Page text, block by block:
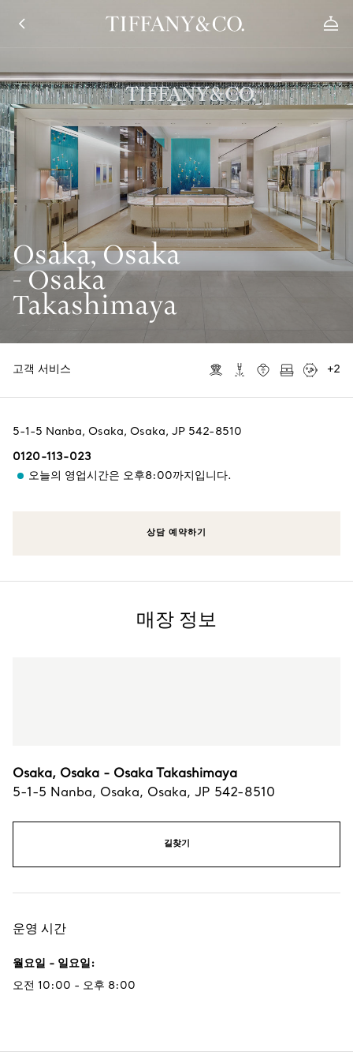
Osaka, Osaka
- Osaka
Takashimaya
고객 서비스 +2
5-1-5 Nanba, Osaka, Osaka, JP 542-8510
0120-113-023
오늘의 영업시간은 오후8:00까지입니다.
상담 예약하기
매장 정보
Osaka, Osaka - Osaka Takashimaya
5-1-5 Nanba, Osaka, Osaka, JP 542-8510
길찾기
운영 시간
월요일 - 일요일:
오전 10:00 - 오후 8:00